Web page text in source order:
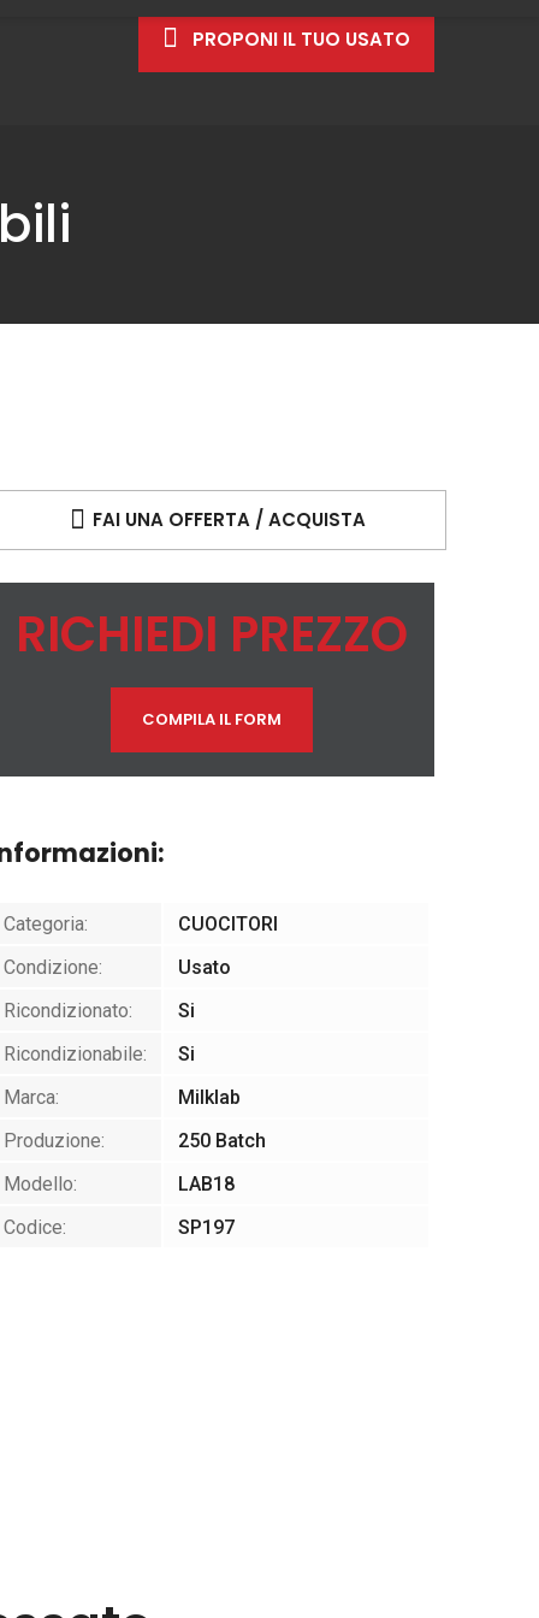
PROPONI IL TUO USATO
FAI UNA OFFERTA / ACQUISTA
RICHIEDI PREZZO
COMPILA IL FORM
Categoria:
CUOCITORI
Condizione:
Usato
Ricondizionato:
Si
Ricondizionabile:
Si
Marca:
Milklab
Produzione:
250 Batch
Modello:
LAB18
Codice:
SP197